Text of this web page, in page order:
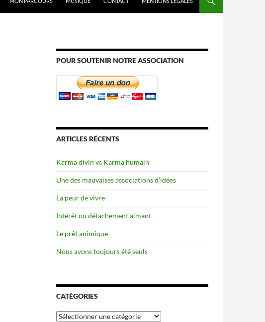
POUR SOUTENIR NOTRE ASSOCIATION
ARTICLES RÉCENTS
Karma divin vs Karma humain
Une des mauvaises associations d’idées
La peur de vivre
Intérêt ou détachement aimant
Le prêt animique
Nous avons toujours été seuls
CATÉGORIES
Catégories